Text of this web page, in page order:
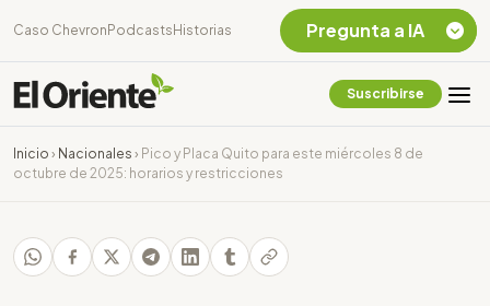
Caso Chevron Podcasts Historias
Suscribirse
Inicio › Nacionales › Pico y Placa Quito para este miércoles 8 de
octubre de 2025: horarios y restricciones
Pregunta a IA
Chevron Ecuador